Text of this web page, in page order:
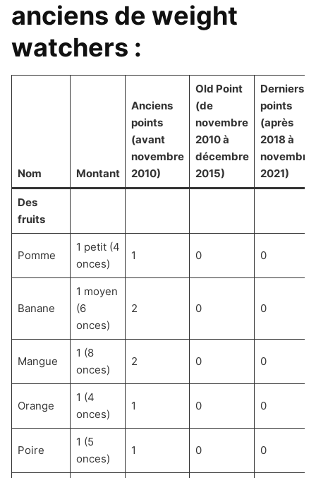
anciens de weight
watchers :
Nom Montant
Anciens
points
(avant
novembre
2010)
Old Point
(de
novembre
2010 à
décembre
2015)
Derniers
points
(après
2018 à
novembre
2021)
Des
fruits
Pomme
1 petit (4
onces)
1 0 0
Banane
1 moyen
(6
onces)
2 0 0
Mangue
1 (8
onces)
2 0 0
Orange
1 (4
onces)
1 0 0
Poire
1 (5
onces)
1 0 0